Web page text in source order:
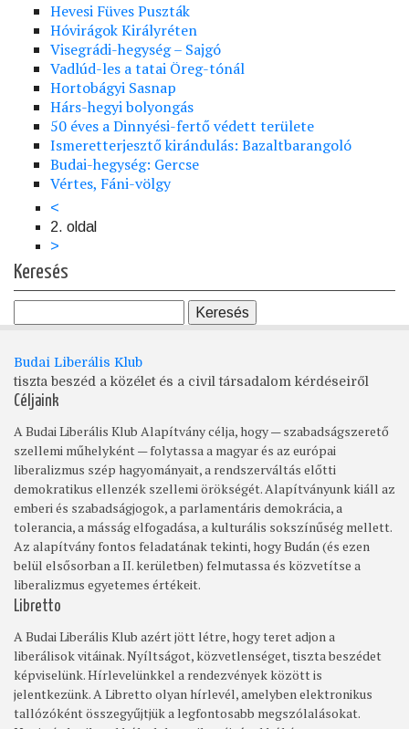
Hevesi Füves Puszták
Hóvirágok Királyréten
Visegrádi-hegység – Sajgó
Vadlúd-les a tatai Öreg-tónál
Hortobágyi Sasnap
Hárs-hegyi bolyongás
50 éves a Dinnyési-fertő védett területe
Ismeretterjesztő kirándulás: Bazaltbarangoló
Budai-hegység: Gercse
Vértes, Fáni-völgy
Oldalszámozás
Előző
oldal
<
2. oldal
Következő
oldal
>
Keresés
Budai Liberális Klub
tiszta beszéd a közélet és a civil társadalom kérdéseiről
Céljaink
A Budai Liberális Klub Alapítvány célja, hogy — szabadságszerető
szellemi műhelyként — folytassa a magyar és az európai
liberalizmus szép hagyományait, a rendszerváltás előtti
demokratikus ellenzék szellemi örökségét. Alapítványunk kiáll az
emberi és szabadságjogok, a parlamentáris demokrácia, a
tolerancia, a másság elfogadása, a kulturális sokszínűség mellett.
Az alapítvány fontos feladatának tekinti, hogy Budán (és ezen
belül elsősorban a II. kerületben) felmutassa és közvetítse a
liberalizmus egyetemes értékeit.
Libretto
A Budai Liberális Klub azért jött létre, hogy teret adjon a
liberálisok vitáinak. Nyíltságot, közvetlenséget, tiszta beszédet
képviselünk. Hírlevelünkkel a rendezvények között is
jelentkezünk. A Libretto olyan hírlevél, amelyben elektronikus
tallózóként összegyűjtjük a legfontosabb megszólalásokat.